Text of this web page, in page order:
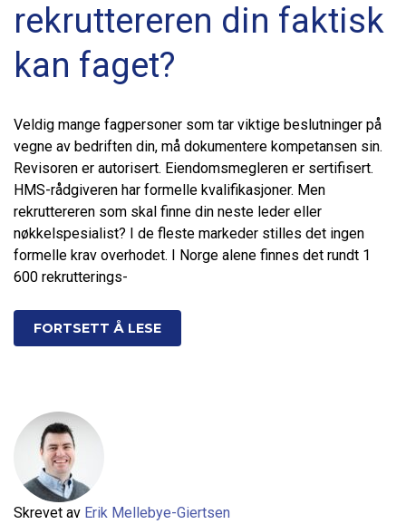
rekruttereren din faktisk
kan faget?
Veldig mange fagpersoner som tar viktige beslutninger på
vegne av bedriften din, må dokumentere kompetansen sin.
Revisoren er autorisert. Eiendomsmegleren er sertifisert.
HMS-rådgiveren har formelle kvalifikasjoner. Men
rekruttereren som skal finne din neste leder eller
nøkkelspesialist? I de fleste markeder stilles det ingen
formelle krav overhodet. I Norge alene finnes det rundt 1
600 rekrutterings-
FORTSETT Å LESE
Skrevet av Erik Mellebye-Giertsen